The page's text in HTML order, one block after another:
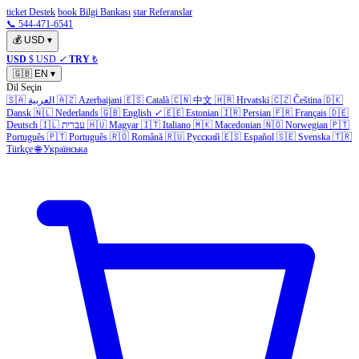
ticket Destek book Bilgi Bankası star Referanslar
📞 544-471-6541
💰 USD ▾
USD $ USD ✓ TRY ₺
🇬🇧 EN ▾
Dil Seçin
🇸🇦 العربية 🇦🇿 Azerbaijani 🇪🇸 Català 🇨🇳 中文 🇭🇷 Hrvatski 🇨🇿 Čeština 🇩🇰
Dansk 🇳🇱 Nederlands 🇬🇧 English ✓ 🇪🇪 Estonian 🇮🇷 Persian 🇫🇷 Français 🇩🇪
Deutsch 🇮🇱 עברית 🇭🇺 Magyar 🇮🇹 Italiano 🇲🇰 Macedonian 🇳🇴 Norwegian 🇵🇹
Português 🇵🇹 Português 🇷🇴 Română 🇷🇺 Русский 🇪🇸 Español 🇸🇪 Svenska 🇹🇷
Türkçe 🌐 Українська